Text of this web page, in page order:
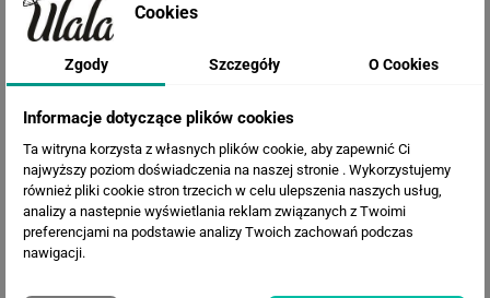
Wielkość wzoru
Cookies
Zgody Szczegóły O Cookies
Informacje dotyczące plików cookies
Ta witryna korzysta z własnych plików cookie, aby zapewnić Ci
najwyższy poziom doświadczenia na naszej stronie . Wykorzystujemy
również pliki cookie stron trzecich w celu ulepszenia naszych usług,
analizy a nastepnie wyświetlania reklam związanych z Twoimi
preferencjami na podstawie analizy Twoich zachowań podczas
nawigacji.